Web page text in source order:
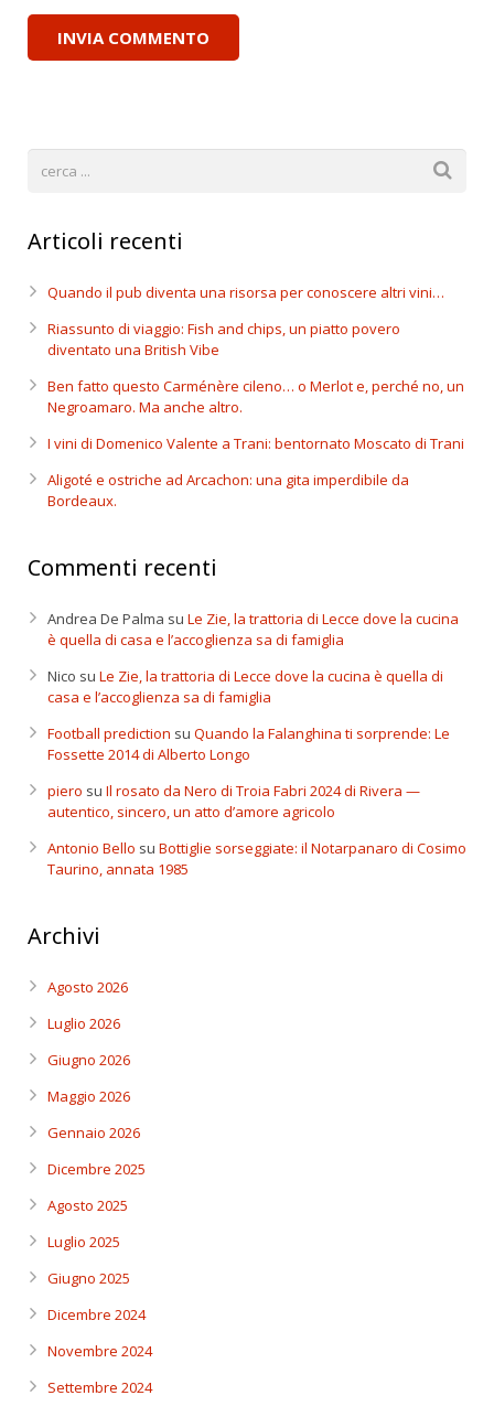
Articoli recenti
Quando il pub diventa una risorsa per conoscere altri vini…
Riassunto di viaggio: Fish and chips, un piatto povero
diventato una British Vibe
Ben fatto questo Carménère cileno… o Merlot e, perché no, un
Negroamaro. Ma anche altro.
I vini di Domenico Valente a Trani: bentornato Moscato di Trani
Aligoté e ostriche ad Arcachon: una gita imperdibile da
Bordeaux.
Commenti recenti
Andrea De Palma su Le Zie, la trattoria di Lecce dove la cucina
è quella di casa e l’accoglienza sa di famiglia
Nico su Le Zie, la trattoria di Lecce dove la cucina è quella di
casa e l’accoglienza sa di famiglia
Football prediction su Quando la Falanghina ti sorprende: Le
Fossette 2014 di Alberto Longo
piero su Il rosato da Nero di Troia Fabri 2024 di Rivera —
autentico, sincero, un atto d’amore agricolo
Antonio Bello su Bottiglie sorseggiate: il Notarpanaro di Cosimo
Taurino, annata 1985
Archivi
Agosto 2026
Luglio 2026
Giugno 2026
Maggio 2026
Gennaio 2026
Dicembre 2025
Agosto 2025
Luglio 2025
Giugno 2025
Dicembre 2024
Novembre 2024
Settembre 2024